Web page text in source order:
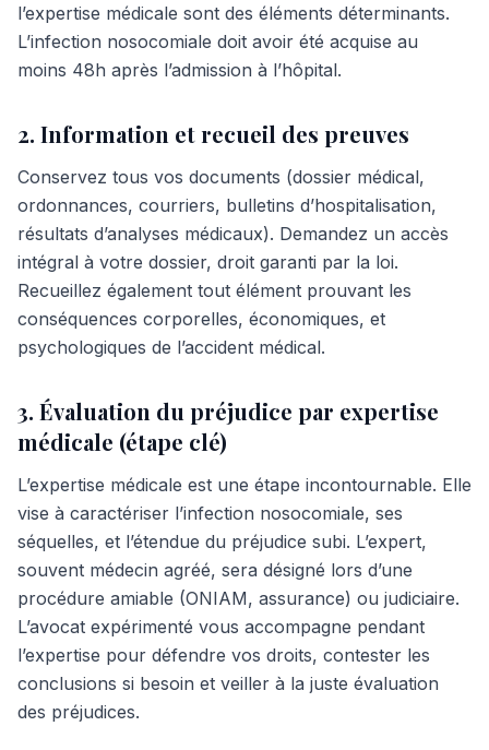
l’expertise médicale sont des éléments déterminants.
L’infection nosocomiale doit avoir été acquise au
moins 48h après l’admission à l’hôpital.
2. Information et recueil des preuves
Conservez tous vos documents (dossier médical,
ordonnances, courriers, bulletins d’hospitalisation,
résultats d’analyses médicaux). Demandez un accès
intégral à votre dossier, droit garanti par la loi.
Recueillez également tout élément prouvant les
conséquences corporelles, économiques, et
psychologiques de l’accident médical.
3. Évaluation du préjudice par expertise
médicale (étape clé)
L’expertise médicale est une étape incontournable. Elle
vise à caractériser l’infection nosocomiale, ses
séquelles, et l’étendue du préjudice subi. L’expert,
souvent médecin agréé, sera désigné lors d’une
procédure amiable (ONIAM, assurance) ou judiciaire.
L’avocat expérimenté vous accompagne pendant
l’expertise pour défendre vos droits, contester les
conclusions si besoin et veiller à la juste évaluation
des préjudices.